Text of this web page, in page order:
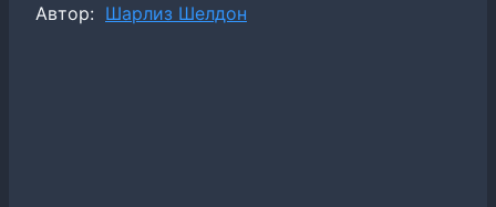
Метки
Автор: Шарлиз Шелдон